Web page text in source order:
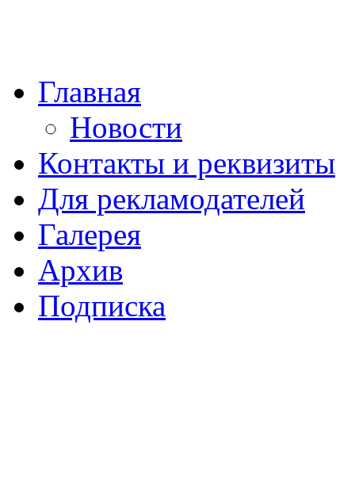
Главная
Новости
Контакты и реквизиты
Для рекламодателей
Галерея
Архив
Подписка